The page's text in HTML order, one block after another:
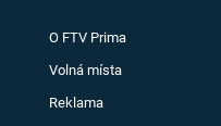
O FTV Prima
Volná místa
Reklama